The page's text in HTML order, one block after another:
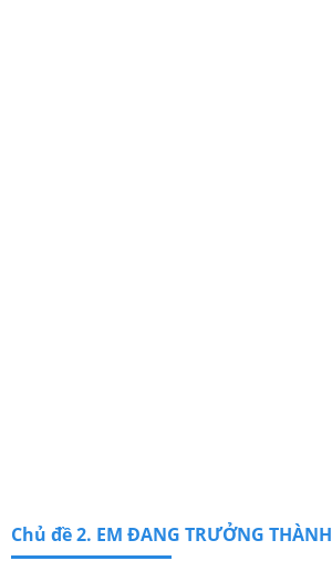
Chủ đề 2. EM ĐANG TRƯỞNG THÀNH